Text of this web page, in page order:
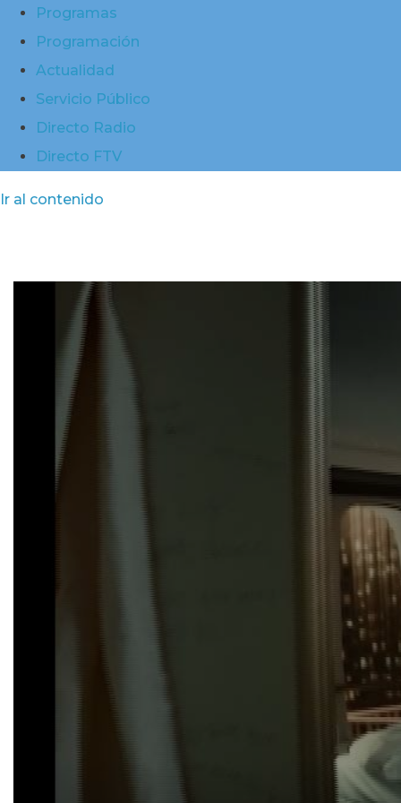
Programas
Programación
Actualidad
Servicio Público
Directo Radio
Directo FTV
Ir al contenido